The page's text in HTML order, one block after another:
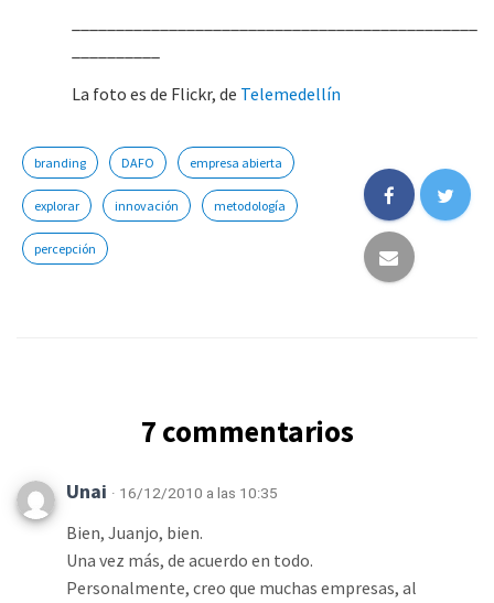
La foto es de Flickr, de Telemedellín
branding DAFO empresa abierta
explorar innovación metodología
percepción
7 commentarios
Unai · 16/12/2010 a las 10:35
Bien, Juanjo, bien.
Una vez más, de acuerdo en todo.
Personalmente, creo que muchas empresas, al